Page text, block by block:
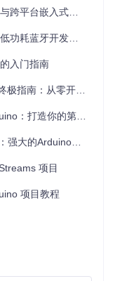
，成为通用物联
CLUE nRF52840
目录下有详细定
的关键优势。在实
的任务调度功
嵌入式编程入门
耗蓝牙开发指南
入门指南
从零开始的完整教程
一个蓝牙低功耗项目 🚀
Arduino核心支持
项目
项目教程